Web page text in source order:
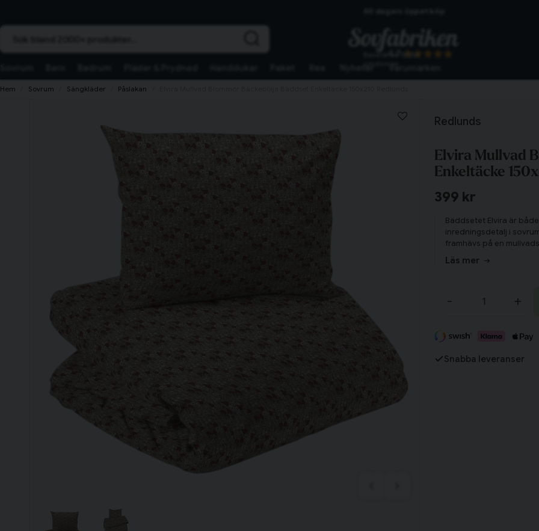
Skickas från lagret i Vinslöv
Hem Sovrum Sängkläder Påslakan
Redlunds
Elvira Mullvad
Enkeltäcke
399 kr
Bäddsetet Elvira är
inredningsdetalj i
framhävs på en
hela kroppen, samtidigt
Läs mer
- +
Snabba leveranser
Har du alla tillbehör?